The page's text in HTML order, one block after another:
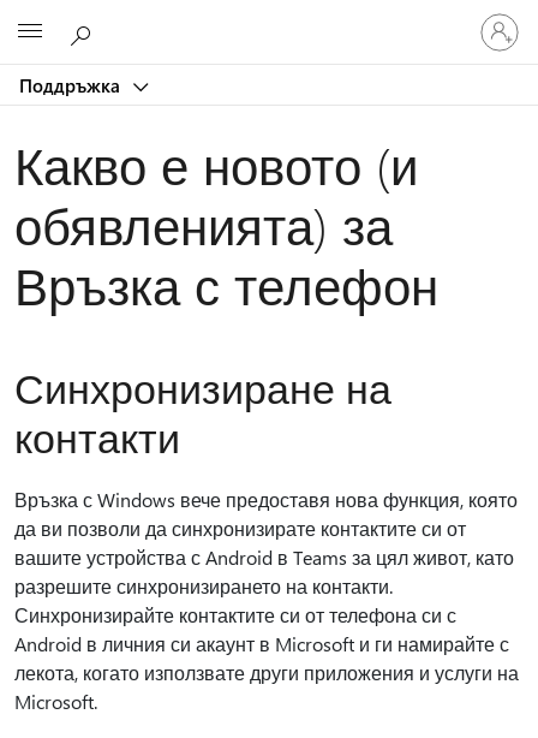
Поддръжка
Влезте
във
вашия
Какво е новото (и
обявленията) за
Връзка с телефон
Синхронизиране на
контакти
Връзка с Windows вече предоставя нова функция, която
да ви позволи да синхронизирате контактите си от
вашите устройства с Android в Teams за цял живот, като
разрешите синхронизирането на контакти.
Синхронизирайте контактите си от телефона си с
Android в личния си акаунт в Microsoft и ги намирайте с
лекота, когато използвате други приложения и услуги на
Microsoft.